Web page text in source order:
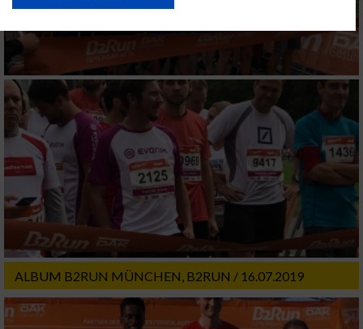
ALBUM B2RUN MÜNCHEN, B2RUN / 16.07.2019
Website/App.
Partnerliste anzeigen (1 IAB-Anbieter)
Wir nutzen Ihre Daten für folgende Zwecke:
IAB-Verarbeitungszwecke:
Speichern von oder Zugriff auf Informationen
auf einem Endgerät
Verwendung reduzierter Daten zur Auswahl
von Werbeanzeigen
Erstellung von Profilen für personalisierte
Werbung
Verwendung von Profilen zur Auswahl
personalisierter Werbung